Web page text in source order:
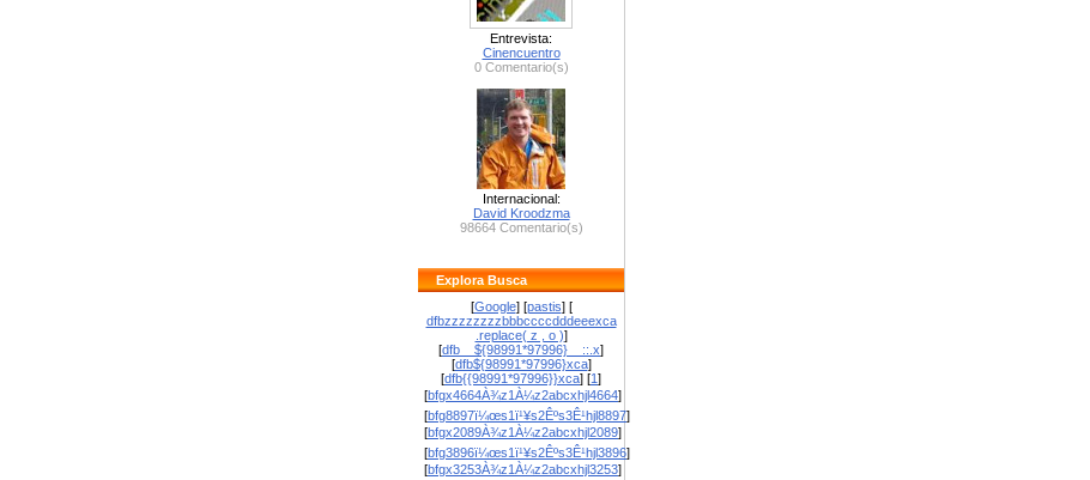
Entrevista:
Cinencuentro
0 Comentario(s)
Internacional:
David Kroodzma
98664 Comentario(s)
Explora Busca
[Google] [pastis] [
dfbzzzzzzzzbbbccccdddeeexca
.replace( z , o )]
[dfb__${98991*97996}__::.x]
[dfb${98991*97996}xca]
[dfb{{98991*97996}}xca] [1]
[bfgx4664À¾z1À¼z2abcxhjl4664]
[bfg8897ï¼œs1ï¹¥s2Êºs3Ê¹hjl8897]
[bfgx2089À¾z1À¼z2abcxhjl2089]
[bfg3896ï¼œs1ï¹¥s2Êºs3Ê¹hjl3896]
[bfgx3253À¾z1À¼z2abcxhjl3253]